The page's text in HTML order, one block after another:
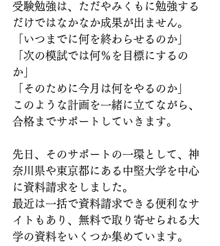
受験勉強は、ただやみくもに勉強する
だけではなかなか成果が出ません。
「いつまでに何を終わらせるのか」
「次の模試では何％を目標にするの
か」
「そのために今月は何をやるのか」
このような計画を一緒に立てながら、
合格までサポートしていきます。
先日、そのサポートの一環として、神
奈川県や東京都にある中堅大学を中心
に資料請求をしました。
最近は一括で資料請求できる便利なサ
イトもあり、無料で取り寄せられる大
学の資料をいくつか集めています。